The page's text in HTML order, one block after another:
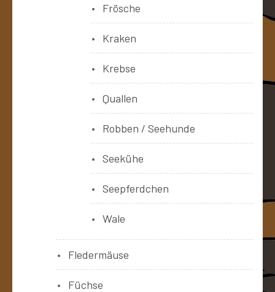
Frösche
Kraken
Krebse
Quallen
Robben / Seehunde
Seekühe
Seepferdchen
Wale
Fledermäuse
Füchse